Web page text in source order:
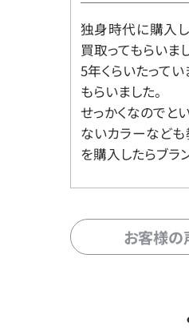
独身時代に購入
買取ってもらいま
5年くらいたって
もらいました。
せっかくなのでと
ないカラーなども
を購入したらブラ
お客様